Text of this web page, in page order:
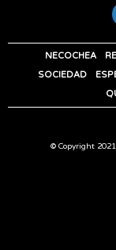
NECOCHEA
SOCIEDAD
© Copyright